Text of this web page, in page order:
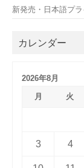
新発売・日本語プ
カレンダー
2026年8月
月
火
3 4